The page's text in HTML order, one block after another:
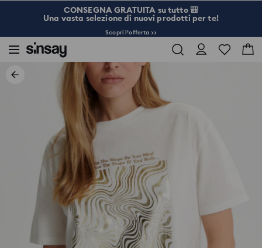
CONSEGNA GRATUITA su tutto 🎒
Una vasta selezione di nuovi prodotti per te!
Scopri l’offerta >>